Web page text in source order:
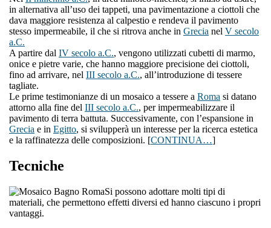
in alternativa all’uso dei tappeti, una pavimentazione a ciottoli che
dava maggiore resistenza al calpestio e rendeva il pavimento
stesso impermeabile, il che si ritrova anche in Grecia nel V secolo
a.C.
A partire dal IV secolo a.C., vengono utilizzati cubetti di marmo,
onice e pietre varie, che hanno maggiore precisione dei ciottoli,
fino ad arrivare, nel III secolo a.C., all’introduzione di tessere
tagliate.
Le prime testimonianze di un mosaico a tessere a Roma si datano
attorno alla fine del III secolo a.C., per impermeabilizzare il
pavimento di terra battuta. Successivamente, con l’espansione in
Grecia e in Egitto, si svilupperà un interesse per la ricerca estetica
e la raffinatezza delle composizioni. [CONTINUA…]
Tecniche
Si possono adottare molti tipi di
materiali, che permettono effetti diversi ed hanno ciascuno i propri
vantaggi.